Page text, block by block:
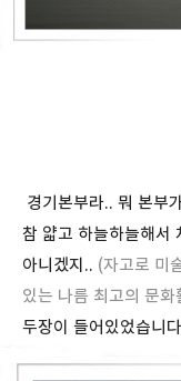
경기본부라.. 뭐 본부
참 얇고 하늘하늘해서
아니겠지.. (자고로 미
있는 나름 최고의 문
두장이 들어있었습니